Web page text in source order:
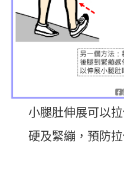
小腿肚伸展可以
硬及緊繃，預防